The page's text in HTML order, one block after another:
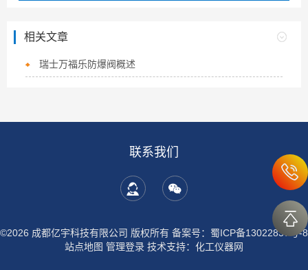
相关文章
瑞士万福乐防爆阀概述
联系我们
©2026 成都亿宇科技有限公司 版权所有 备案号：蜀ICP备13022837号-8
站点地图 管理登录 技术支持： 化工仪器网